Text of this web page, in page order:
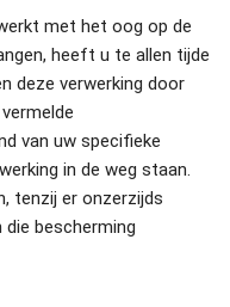
met het oog op de
heeft u te allen tijde
deze verwerking door
van uw specifieke
in de weg staan.
tenzij er onzerzijds
die bescherming